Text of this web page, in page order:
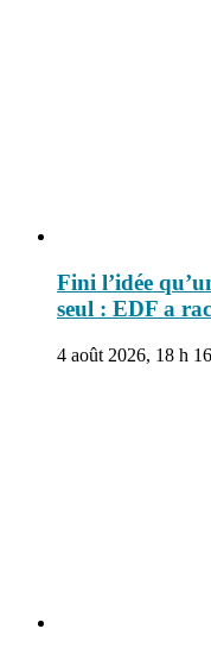
Fini l’idée
seul : EDF a
4 août 2026, 18 h